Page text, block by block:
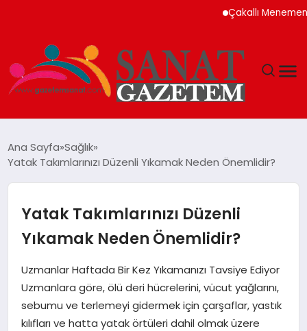
Çakallı Menemeni
SIYASET
SPOR
YAŞAM
EKONOMI
Ana Sayfa Sağlık
Yatak Takımlarınızı Düzenli Yıkamak Neden Önemlidir?
Yatak Takımlarınızı Düzenli
Yıkamak Neden Önemlidir?
Uzmanlar Haftada Bir Kez Yıkamanızı Tavsiye Ediyor
Uzmanlara göre, ölü deri hücrelerini, vücut yağlarını,
sebumu ve terlemeyi gidermek için çarşaflar, yastık
kılıfları ve hatta yatak örtüleri dahil olmak üzere